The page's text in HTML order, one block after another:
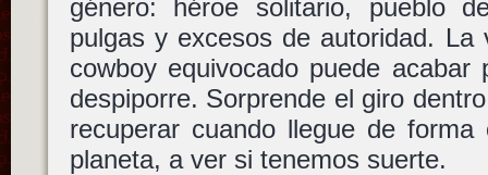
género: héroe solitario, pueblo
pulgas y excesos de autoridad. La
cowboy equivocado puede acabar
despiporre. Sorprende el giro
recuperar cuando llegue de
planeta, a ver si tenemos suerte.